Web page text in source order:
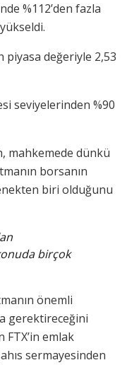
%112’den fazla
piyasa değeriyle 2,53
seviyelerinden %90
mahkemede dünkü
borsanın
biri olduğunu
birçok
önemli
gerektireceğini
FTX’in emlak
sermayesinden